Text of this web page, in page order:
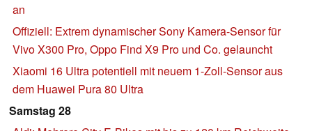
an
Offiziell: Extrem dynamischer Sony Kamera-Sensor für
Vivo X300 Pro, Oppo Find X9 Pro und Co. gelauncht
Xiaomi 16 Ultra potentiell mit neuem 1-Zoll-Sensor aus
dem Huawei Pura 80 Ultra
Samstag 28